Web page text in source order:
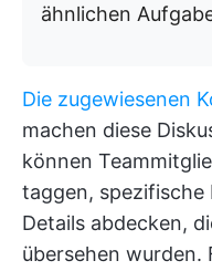
ähnlichen
Die zugewiesenen
machen diese
können
taggen, spezifische
Details abdecken,
übersehen wurden.